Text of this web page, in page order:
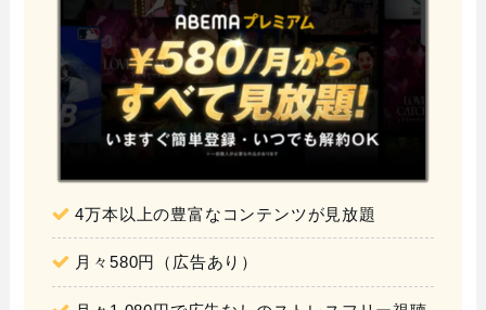
4万本以上の豊富なコンテンツが見放題
月々580円（広告あり）